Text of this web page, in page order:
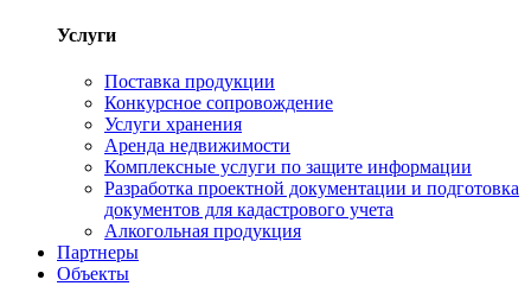
Услуги
Поставка продукции
Конкурсное сопровождение
Услуги хранения
Аренда недвижимости
Комплексные услуги по защите информации
Разработка проектной документации и подготовка
документов для кадастрового учета
Алкогольная продукция
Партнеры
Объекты